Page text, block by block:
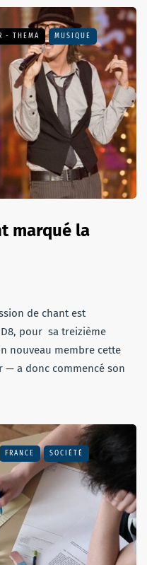
- THEMA MUSIQUE
marqué la
de chant est
pour sa treizième
nouveau membre cette
— a donc commencé son
FRANCE SOCIÉTÉ